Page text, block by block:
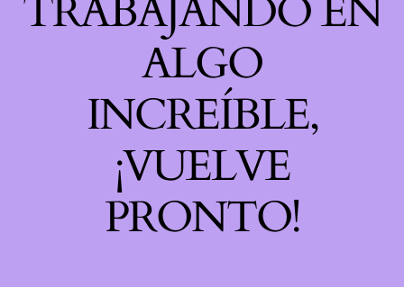
TRABAJANDO EN
ALGO
INCREÍBLE,
¡VUELVE
PRONTO!